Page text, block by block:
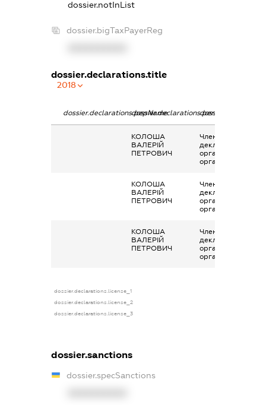
dossier.notInList
dossier.bigTaxPayerReg
dossier.declarations.title
2018
dossier.declarations.pepNamedossier.declarations.personName
КОЛОША
ВАЛЕРІЙ
ПЕТРОВИЧ
Членство суб’єкта
декларування в
організаціях та їх
органах
КОЛОША
ВАЛЕРІЙ
ПЕТРОВИЧ
Членство суб’єкта
декларування в
організаціях та їх
органах
КОЛОША
ВАЛЕРІЙ
ПЕТРОВИЧ
Членство суб’єкта
декларування в
організаціях та їх
органах
dossier.declarations.license_1
dossier.declarations.license_2
dossier.declarations.license_3
dossier.sanctions
dossier.specSanctions